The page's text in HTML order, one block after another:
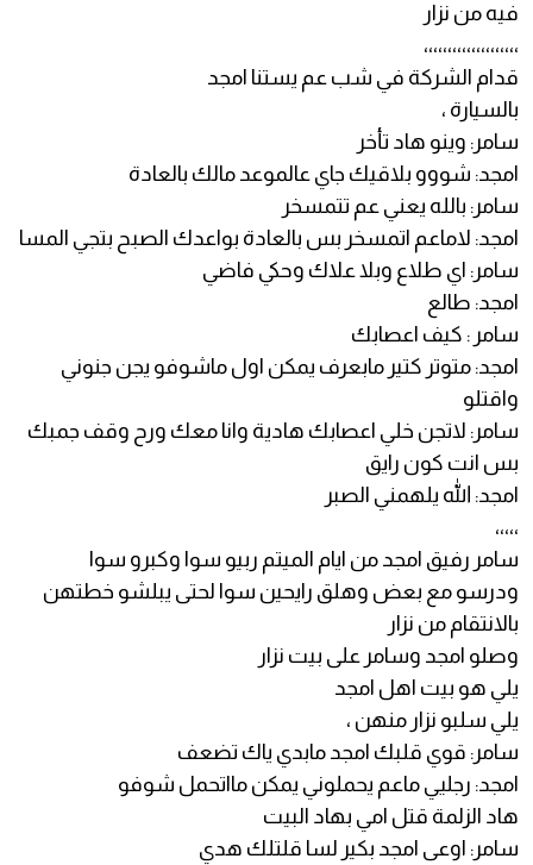
فيه من نزار
،،،،،،،،،،،،،،،،،،،،
قدام الشركة في شب عم يستنا امجد
بالسيارة ،
سامر: وينو هاد تأخر
امجد: شووو بلاقيك جاي عالموعد مالك بالعادة
سامر: بالله يعني عم تتمسخر
امجد: لاماعم اتمسخر بس بالعادة بواعدك الصبح بتجي المسا
سامر: اي طلاع وبلا علاك وحكي فاضي
امجد: طالع
سامر : كيف اعصابك
امجد: متوتر كتير مابعرف يمكن اول ماشوفو يجن جنوني
واقتلو
سامر: لاتجن خلي اعصابك هادية وانا معك ورح وقف جمبك
بس انت كون رايق
امجد: الله يلهمني الصبر
،،،،،
سامر رفيق امجد من ايام الميتم ربيو سوا وكبرو سوا
ودرسو مع بعض وهلق رايحين سوا لحتى يبلشو خطتهن
بالانتقام من نزار
وصلو امجد وسامر على بيت نزار
يلي هو بيت اهل امجد
يلي سلبو نزار منهن ،
سامر: قوي قلبك امجد مابدي ياك تضعف
امجد: رجليي ماعم يحملوني يمكن مااتحمل شوفو
هاد الزلمة قتل امي بهاد البيت
سامر: اوعى امجد بكير لسا قلتلك هدي